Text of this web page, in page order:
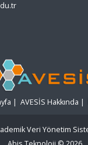
| AVESİS Hakkında |
Veri Yönetim